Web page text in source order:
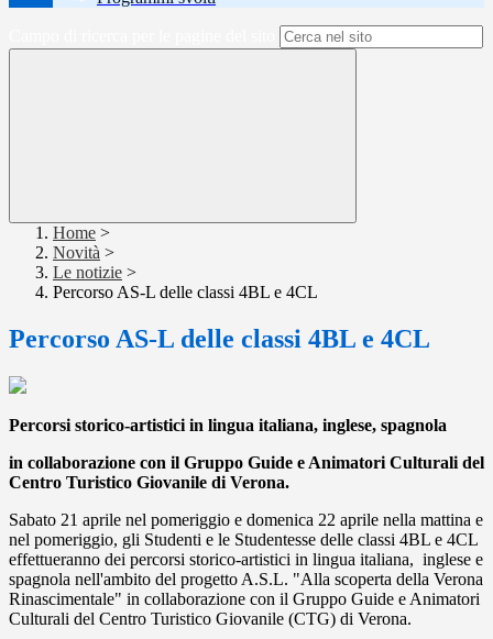
Home >
Novità >
Le notizie >
Percorso AS-L delle classi 4BL e 4CL
Percorso AS-L delle classi 4BL e 4CL
Percorsi storico-artistici in lingua italiana, inglese, spagnola
in collaborazione con il Gruppo Guide e Animatori Culturali del
Centro Turistico Giovanile di Verona.
Sabato 21 aprile nel pomeriggio e domenica 22 aprile nella mattina e
nel pomeriggio, gli Studenti e le Studentesse delle classi 4BL e 4CL
effettueranno dei percorsi storico-artistici in lingua italiana, inglese e
spagnola nell'ambito del progetto A.S.L. "Alla scoperta della Verona
Rinascimentale" in collaborazione con il Gruppo Guide e Animatori
Culturali del Centro Turistico Giovanile (CTG) di Verona.